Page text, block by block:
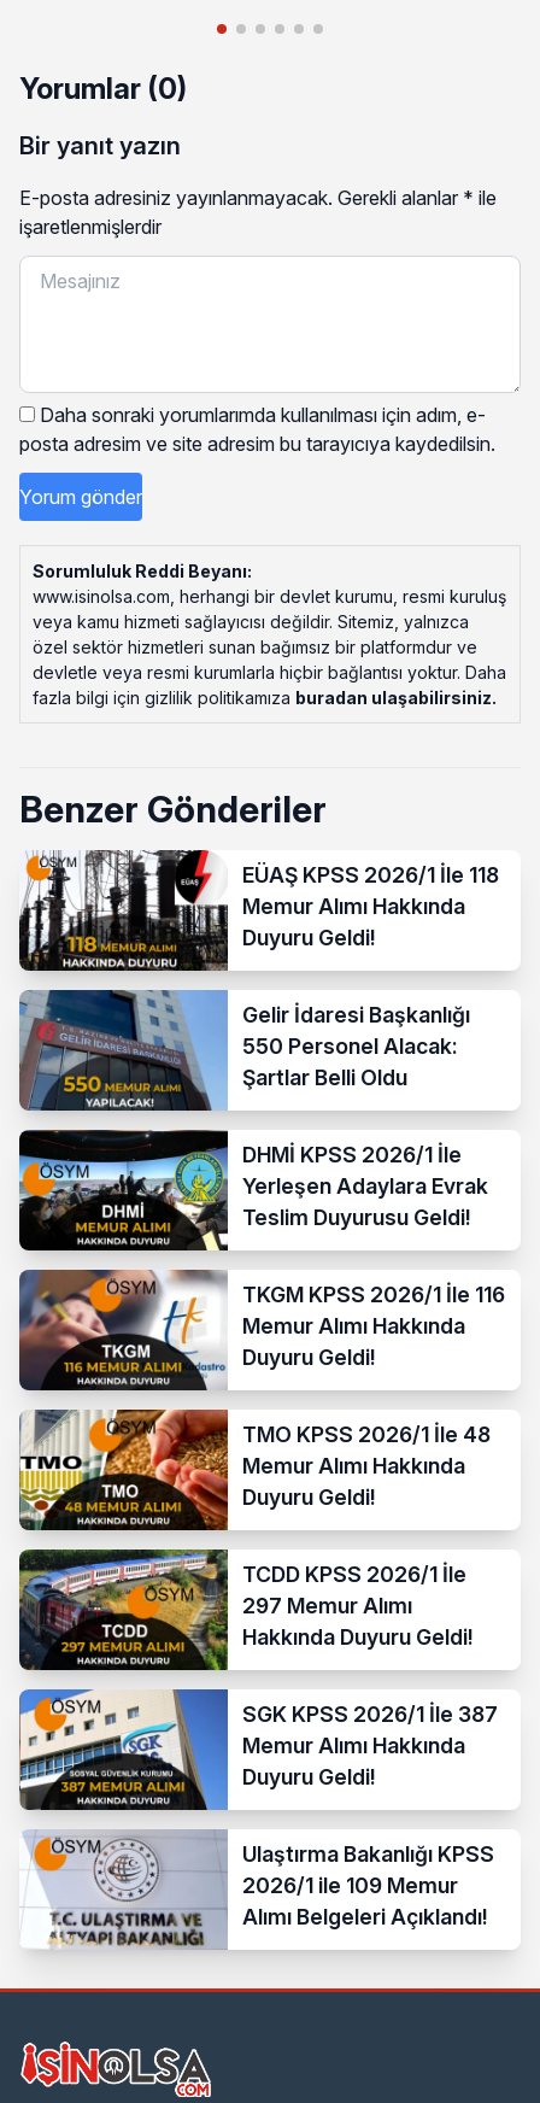
Yorumlar (0)
Bir yanıt yazın
E-posta adresiniz yayınlanmayacak. Gerekli alanlar * ile
işaretlenmişlerdir
Daha sonraki yorumlarımda kullanılması için adım, e-
posta adresim ve site adresim bu tarayıcıya kaydedilsin.
Sorumluluk Reddi Beyanı:
www.isinolsa.com, herhangi bir devlet kurumu, resmi kuruluş
veya kamu hizmeti sağlayıcısı değildir. Sitemiz, yalnızca
özel sektör hizmetleri sunan bağımsız bir platformdur ve
devletle veya resmi kurumlarla hiçbir bağlantısı yoktur. Daha
fazla bilgi için gizlilik politikamıza buradan ulaşabilirsiniz.
Benzer Gönderiler
EÜAŞ KPSS 2026/1 İle 118
Memur Alımı Hakkında
Duyuru Geldi!
Gelir İdaresi Başkanlığı
550 Personel Alacak:
Şartlar Belli Oldu
DHMİ KPSS 2026/1 İle
Yerleşen Adaylara Evrak
Teslim Duyurusu Geldi!
TKGM KPSS 2026/1 İle 116
Memur Alımı Hakkında
Duyuru Geldi!
TMO KPSS 2026/1 İle 48
Memur Alımı Hakkında
Duyuru Geldi!
TCDD KPSS 2026/1 İle
297 Memur Alımı
Hakkında Duyuru Geldi!
SGK KPSS 2026/1 İle 387
Memur Alımı Hakkında
Duyuru Geldi!
Ulaştırma Bakanlığı KPSS
2026/1 ile 109 Memur
Alımı Belgeleri Açıklandı!